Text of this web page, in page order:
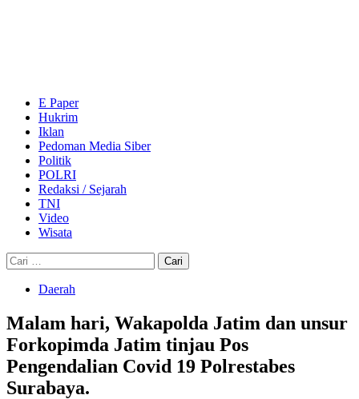
E Paper
Hukrim
Iklan
Pedoman Media Siber
Politik
POLRI
Redaksi / Sejarah
TNI
Video
Wisata
Cari
untuk:
Daerah
Malam hari, Wakapolda Jatim dan unsur
Forkopimda Jatim tinjau Pos
Pengendalian Covid 19 Polrestabes
Surabaya.